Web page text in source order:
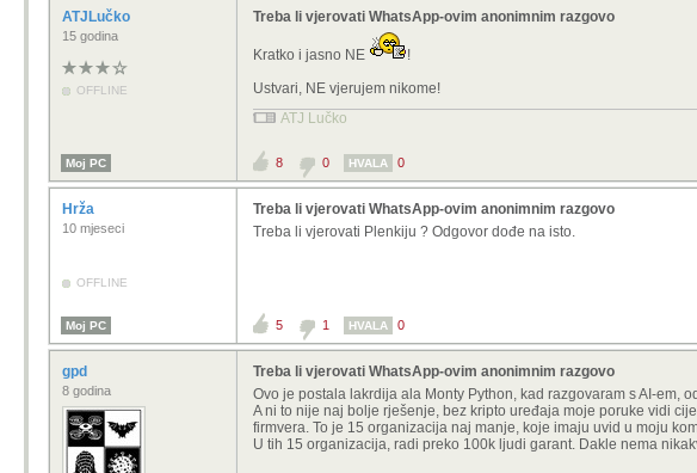
ATJLučko
15 godina
OFFLINE
Treba li vjerovati WhatsApp-ovim anonimnim razgovo
Kratko i jasno NE
!
Ustvari, NE vjerujem nikome!
ATJ Lučko
Moj PC 8 0 HVALA 0
Hrža
10 mjeseci
OFFLINE
Treba li vjerovati WhatsApp-ovim anonimnim razgovo
Treba li vjerovati Plenkiju ? Odgovor dođe na isto.
Moj PC 5 1 HVALA 0
gpd
8 godina
Treba li vjerovati WhatsApp-ovim anonimnim razgovo
Ovo je postala lakrdija ala Monty Python, kad razgovaram s AI-em,
A ni to nije naj bolje rješenje, bez kripto uređaja moje poruke vidi
firmvera. To je 15 organizacija naj manje, koje imaju uvid u moju
U tih 15 organizacija, radi preko 100k ljudi garant. Dakle nema